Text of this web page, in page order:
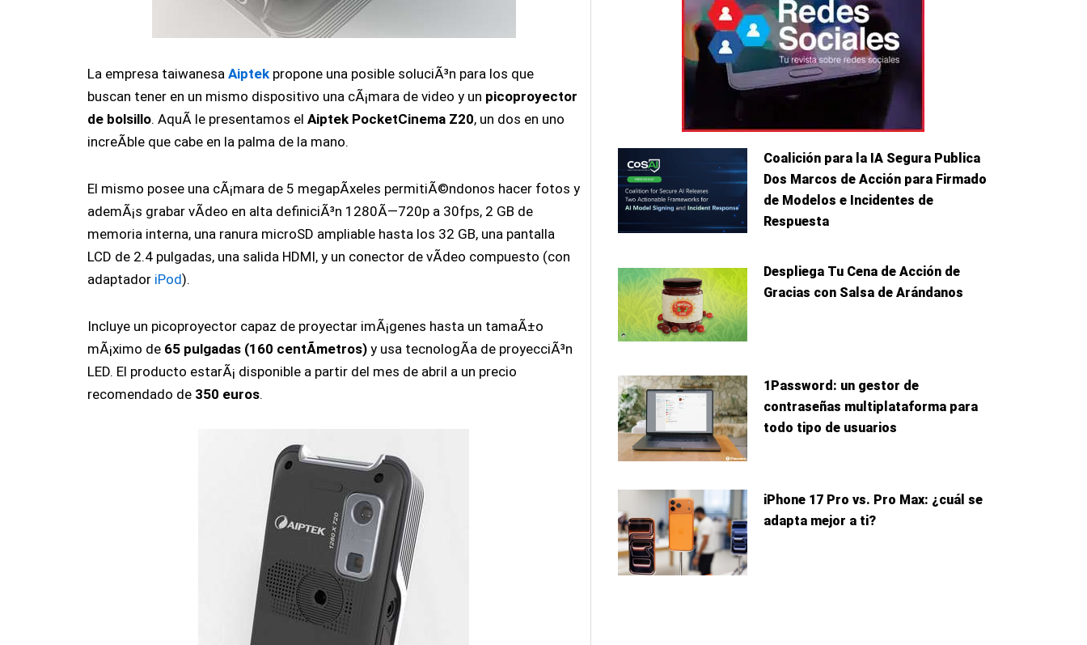
La empresa taiwanesaAiptek propone una posible soluciÃ³n para los que
buscan tener en un mismo dispositivo una cÃ¡mara de video y un picoproyector
de bolsillo. AquÃ­ le presentamos elAiptek PocketCinema Z20, un dos en uno
increÃ­ble que cabe en la palma de la mano.
El mismo posee una cÃ¡mara de 5 megapÃ­xeles permitiÃ©ndonos hacer fotos y
ademÃ¡s grabar vÃ­deo en alta definiciÃ³n 1280Ã—720p a 30fps, 2 GB de
memoria interna, una ranura microSD ampliable hasta los 32 GB, una pantalla
LCD de 2.4 pulgadas, una salida HDMI, y un conector de vÃ­deo compuesto (con
adaptador iPod).
Incluye un picoproyector capaz de proyectar imÃ¡genes hasta un tamaÃ±o
mÃ¡ximo de 65 pulgadas (160 centÃ­metros) y usa tecnologÃ­a de proyecciÃ³n
LED. El producto estarÃ¡ disponible a partir del mes de abril a un precio
recomendado de 350 euros.
Coalición para la IA Segura Publica
Dos Marcos de Acción para Firmado
de Modelos e Incidentes de
Respuesta
Despliega Tu Cena de Acción de
Gracias con Salsa de Arándanos
1Password: un gestor de
contraseñas multiplataforma para
todo tipo de usuarios
iPhone 17 Pro vs. Pro Max: ¿cuál se
adapta mejor a ti?